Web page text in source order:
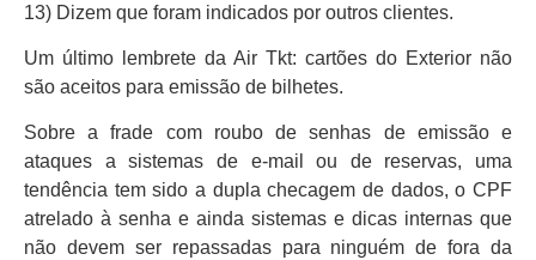
13) Dizem que foram indicados por outros clientes.
Um último lembrete da Air Tkt: cartões do Exterior não
são aceitos para emissão de bilhetes.
Sobre a frade com roubo de senhas de emissão e
ataques a sistemas de e-mail ou de reservas, uma
tendência tem sido a dupla checagem de dados, o CPF
atrelado à senha e ainda sistemas e dicas internas que
não devem ser repassadas para ninguém de fora da